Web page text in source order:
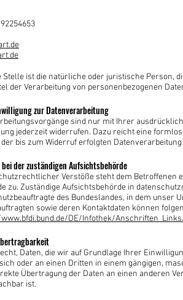
ist die natürliche oder juristische Person,
der Verarbeitung von personenbezogenen
zur Datenverarbeitung
sind nur mit Ihrer
jederzeit widerrufen. Dazu reicht eine
bis zum Widerruf erfolgten
der zuständigen Aufsichtsbehörde
Verstöße steht dem Betroffenen
zu. Zuständige Aufsichtsbehörde in
des Bundeslandes, in dem unser
sowie deren Kontaktdaten können
DE/Infothek/
Daten, die wir auf Grundlage Ihrer
oder an einen Dritten in einem gängigen,
Übertragung der Daten an einen anderen
ist.